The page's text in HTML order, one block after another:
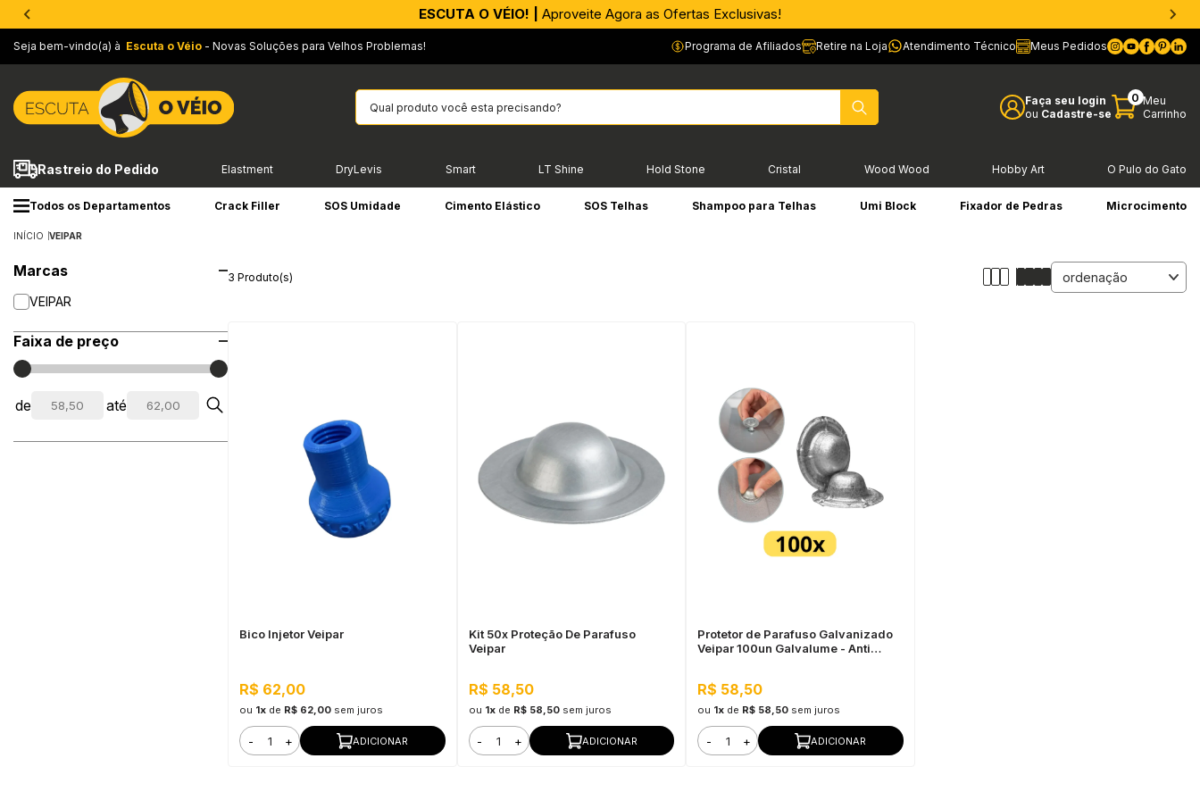
ESCUTA O VÉIO! | Aproveite Agora as Ofertas Exclusivas!
Seja bem-vindo(a) à Escuta o Véio - Novas Soluções para Velhos Problemas! Programa de Afiliados Retire na Loja Atendimento Técnico Meus Pedidos
Faça seu login
ou Cadastre-se
0 Meu
Carrinho
Rastreio do Pedido Elastment DryLevis Smart LT Shine Hold Stone Cristal Wood Wood Hobby Art O Pulo do Gato
Todos os Departamentos Crack Filler SOS Umidade Cimento Elástico SOS Telhas Shampoo para Telhas Umi Block Fixador de Pedras Microcimento
INÍCIO VEIPAR
Marcas
VEIPAR
Faixa de preço
de até
3 Produto(s)
Bico Injetor Veipar
R$ 62,00
ou 1x de R$ 62,00 sem juros
- + ADICIONAR
Kit 50x Proteção De Parafuso
Veipar
R$ 58,50
ou 1xde R$ 58,50 sem juros
- + ADICIONAR
Protetor de Parafuso Galvanizado
Veipar 100un Galvalume - Anti
R$ 58,50
ou 1x de R$ 58,50 sem juros
- + ADICIONAR